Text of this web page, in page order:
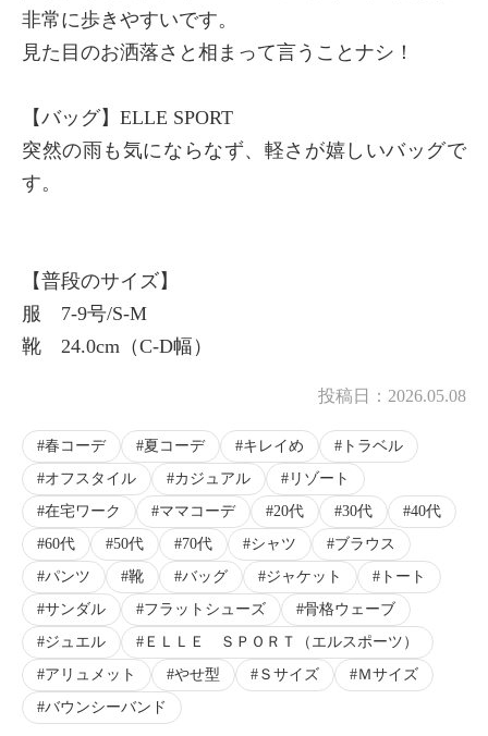
非常に歩きやすいです。
見た目のお洒落さと相まって言うことナシ！
【バッグ】ELLE SPORT
突然の雨も気にならなず、軽さが嬉しいバッグで
す。
【普段のサイズ】
服 7-9号/S-M
靴 24.0cm（C-D幅）
投稿日： 2026.05.08
春コーデ 夏コーデ キレイめ
トラベル
オフスタイル
カジュアル
リゾート
在宅ワーク
ママコーデ 20代 30代
40代
60代
50代 70代 シャツ
ブラウス
パンツ
靴 バッグ ジャケット
トート
サンダル
フラットシューズ
骨格ウェーブ
ジュエル
ＥＬＬＥ ＳＰＯＲＴ（エルスポーツ）
アリュメット
やせ型 Ｓサイズ
Ｍサイズ
バウンシーバンド